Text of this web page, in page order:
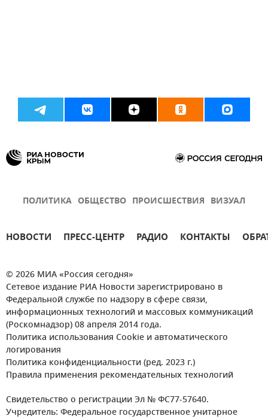
ПОЛИТИКА ОБЩЕСТВО ПРОИСШЕСТВИЯ ВИЗУАЛ
НОВОСТИ ПРЕСС-ЦЕНТР РАДИО КОНТАКТЫ
© 2026 МИА «Россия сегодня»
Сетевое издание РИА Новости зарегистрировано в
Федеральной службе по надзору в сфере связи,
информационных технологий и массовых коммуникаций
(Роскомнадзор) 08 апреля 2014 года.
Политика использования Cookie и автоматического
логирования
Политика конфиденциальности (ред. 2023 г.)
Правила применения рекомендательных технологий
Свидетельство о регистрации Эл № ФС77-57640.
Учредитель: Федеральное государственное унитарное